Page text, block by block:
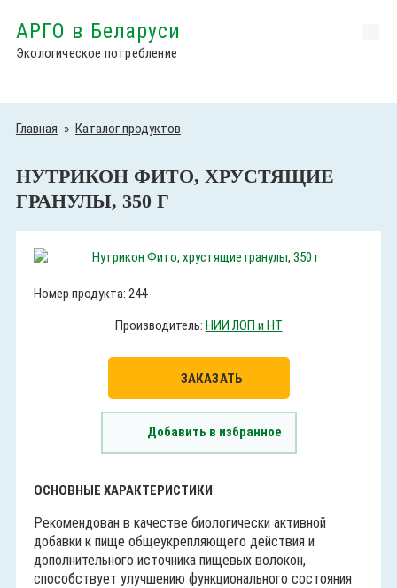
АРГО в Беларуси
Экологическое потребление
Главная » Каталог продуктов
НУТРИКОН ФИТО, ХРУСТЯЩИЕ
ГРАНУЛЫ, 350 Г
Номер продукта: 244
Производитель: НИИ ЛОП и НТ
ЗАКАЗАТЬ
Добавить в избранное
ОСНОВНЫЕ ХАРАКТЕРИСТИКИ
Рекомендован в качестве биологически активной
добавки к пище общеукрепляющего действия и
дополнительного источника пищевых волокон,
способствует улучшению функционального состояния